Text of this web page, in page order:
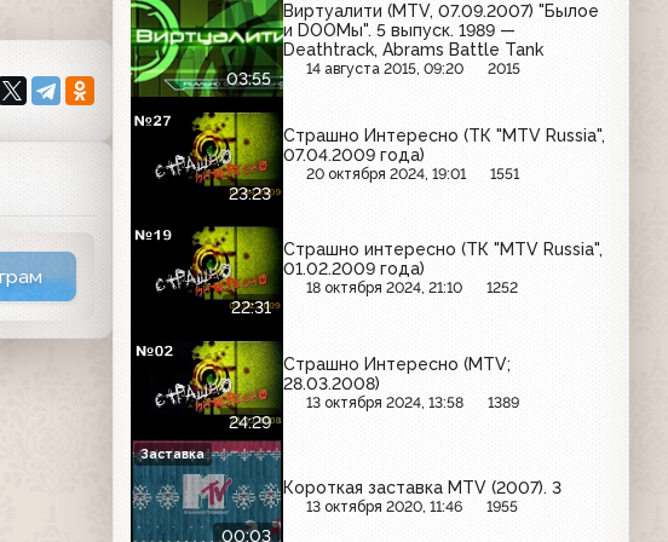
03:55
Виртуалити (MTV, 07.09.2007) "Былое
и DOOМы". 5 выпуск. 1989 —
Deathtrack, Abrams Battle Tank
14 августа 2015, 09:20 2015
23:23
Страшно Интересно (ТК "MTV Russia",
07.04.2009 года)
20 октября 2024, 19:01 1551
22:31
Страшно интересно (ТК "MTV Russia",
01.02.2009 года)
18 октября 2024, 21:10 1252
24:29
Страшно Интересно (MTV;
28.03.2008)
13 октября 2024, 13:58 1389
00:03
Короткая заставка MTV (2007). 3
13 октября 2020, 11:46 1955
Заставка